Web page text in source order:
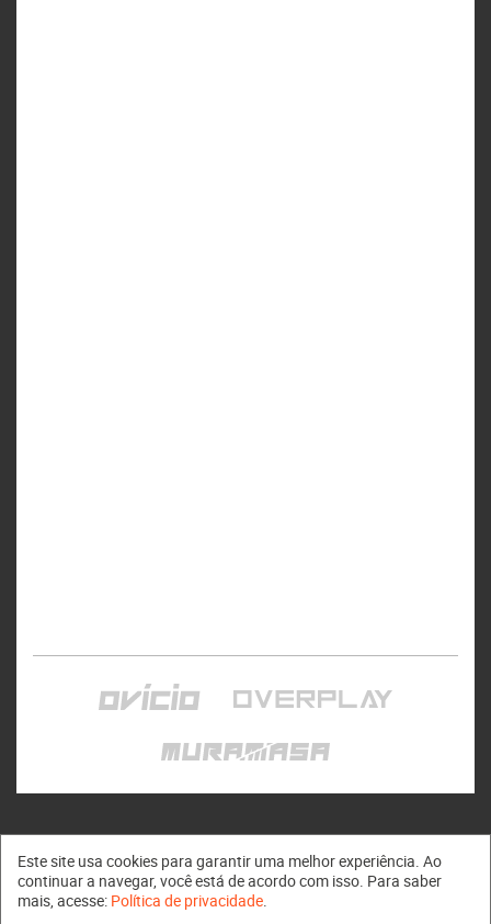
Muramasa © 2011 - 2026
Este site usa cookies para garantir uma melhor experiência. Ao
continuar a navegar, você está de acordo com isso. Para saber
mais, acesse: Política de privacidade.